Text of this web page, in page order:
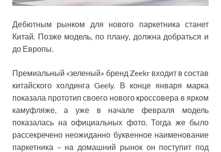
Дебютным рынком для нового паркетника станет
Китай. Позже модель, по плану, должна добраться и
до Европы.
Премиальный «зеленый» бренд Zeekr входит в состав
китайского холдинга Geely. В конце января марка
показала прототип своего нового кроссовера в ярком
камуфляже, а уже в начале февраля модель
показалась на официальных фото. Тогда же было
рассекречено неожиданно буквенное наименование
паркетника – на домашний рынок он поступит под